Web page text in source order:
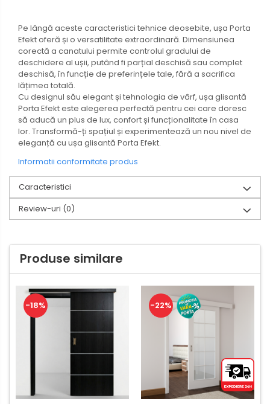
Pe lângă aceste caracteristici tehnice deosebite, ușa Porta
Efekt oferă și o versatilitate extraordinară. Dimensiunea
corectă a canatului permite controlul gradului de
deschidere al ușii, putând fi parțial deschisă sau complet
deschisă, în funcție de preferințele tale, fără a sacrifica
lățimea totală.
Cu designul său elegant și tehnologia de vârf, ușa glisantă
Porta Efekt este alegerea perfectă pentru cei care doresc
să aducă un plus de lux, confort și funcționalitate în casa
lor. Transformă-ți spațiul și experimentează un nou nivel de
eleganță cu ușa glisantă Porta Efekt.
Informatii conformitate produs
Caracteristici
Review-uri (0)
Produse similare
-18% -22%